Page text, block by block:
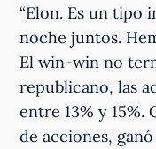
“Elon. Es un tipo
noche juntos.
El win-win no
republicano, las
entre 13% y 15%.
de acciones,